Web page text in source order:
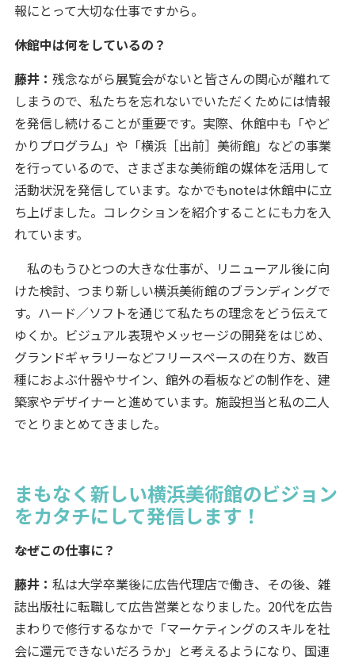
報にとって大切な仕事ですから。
――休館中は何をしているの？
藤井： 残念ながら展覧会がないと皆さんの関心が離れて
しまうので、私たちを忘れないでいただくためには情報
を発信し続けることが重要です。実際、休館中も「やど
かりプログラム」や「横浜［出前］美術館」などの事業
を行っているので、さまざまな美術館の媒体を活用して
活動状況を発信しています。なかでもnoteは休館中に立
ち上げました。コレクションを紹介することにも力を入
れています。
私のもうひとつの大きな仕事が、リニューアル後に向
けた検討、つまり新しい横浜美術館のブランディングで
す。ハード／ソフトを通じて私たちの理念をどう伝えて
ゆくか。ビジュアル表現やメッセージの開発をはじめ、
グランドギャラリーなどフリースペースの在り方、数百
種におよぶ什器やサイン、館外の看板などの制作を、建
築家やデザイナーと進めています。施設担当と私の二人
でとりまとめてきました。
まもなく新しい横浜美術館のビジョン
をカタチにして発信します！
――なぜこの仕事に？
藤井： 私は大学卒業後に広告代理店で働き、その後、雑
誌出版社に転職して広告営業となりました。20代を広告
まわりで修行するなかで「マーケティングのスキルを社
会に還元できないだろうか」と考えるようになり、国連